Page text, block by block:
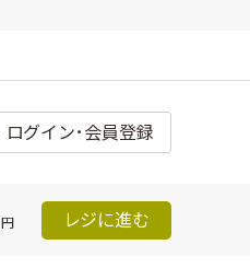
ログイン･会員登録
円 レジに進む